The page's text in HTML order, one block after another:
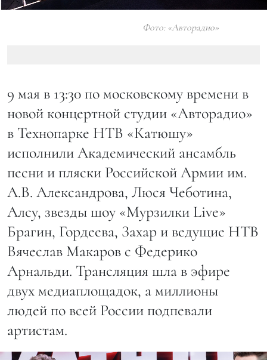
Фото: «Авторадио»
9 мая в 13:30 по московскому времени в
новой концертной студии «Авторадио»
в Технопарке НТВ «Катюшу»
исполнили Академический ансамбль
песни и пляски Российской Армии им.
А.В. Александрова, Люся Чеботина,
Алсу, звезды шоу «Мурзилки Live»
Брагин, Гордеева, Захар и ведущие НТВ
Вячеслав Макаров с Федерико
Арнальди. Трансляция шла в эфире
двух медиаплощадок, а миллионы
людей по всей России подпевали
артистам.